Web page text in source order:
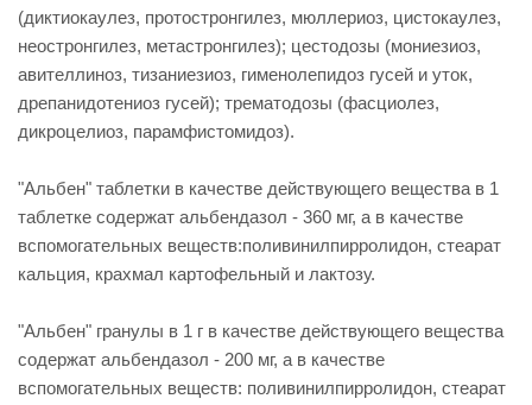
(диктиокаулез, протостронгилез, мюллериоз, цистокаулез,
неостронгилез, метастронгилез); цестодозы (мониезиоз,
авителлиноз, тизаниезиоз, гименолепидоз гусей и уток,
дрепанидотениоз гусей); трематодозы (фасциолез,
дикроцелиоз, парамфистомидоз).
"Альбен" таблетки в качестве действующего вещества в 1
таблетке содержат альбендазол - 360 мг, а в качестве
вспомогательных веществ:поливинилпирролидон, стеарат
кальция, крахмал картофельный и лактозу.
"Альбен" гранулы в 1 г в качестве действующего вещества
содержат альбендазол - 200 мг, а в качестве
вспомогательных веществ: поливинилпирролидон, стеарат